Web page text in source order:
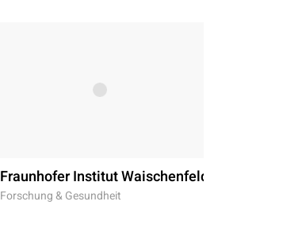
Fraunhofer Institut Waischenfeld
Forschung & Gesundheit